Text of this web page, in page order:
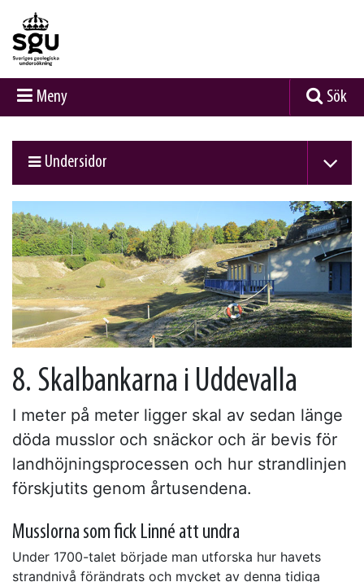
Meny Sök
Undersidor
8. Skalbankarna i Uddevalla
I meter på meter ligger skal av sedan länge
döda musslor och snäckor och är bevis för
landhöjningsprocessen och hur strandlinjen
förskjutits genom årtusendena.
Musslorna som fick Linné att undra
Under 1700-talet började man utforska hur havets
strandnivå förändrats och mycket av denna tidiga